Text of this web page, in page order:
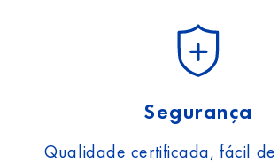
Segurança
Qualidade certificada, fácil